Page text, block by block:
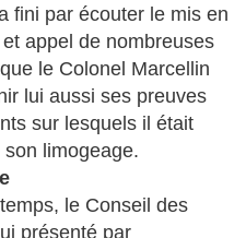
fini par écouter le mis en
appel de nombreuses
le Colonel Marcellin
lui aussi ses preuves
sur lesquels il était
limogeage.
le Conseil des
présenté par